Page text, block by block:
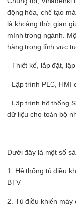
động hóa, chế tạo
là khoảng thời gian
mình trong ngành.
hàng trong lĩnh vực
- Thiết kế, lắp đặt,
- Lập trình PLC, HMI
- Lập trình hệ thống
dữ liệu cho toàn bộ
Dưới đây là một số
1. Hệ thống tủ điều
BTV
2. Tủ điều khiển máy